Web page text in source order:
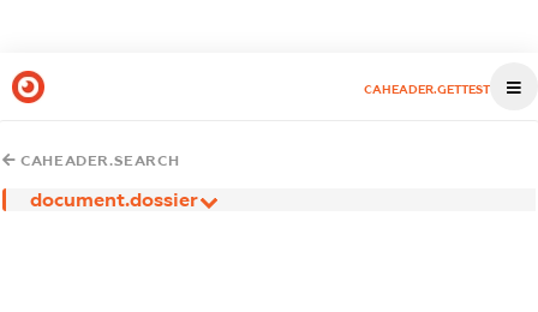
CAHEADER.GETTEST
CAHEADER.SEARCH
document.dossier